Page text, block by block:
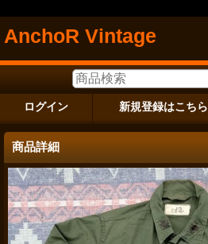
AnchoR Vintage
ログイン 新規登録はこちら
商品詳細